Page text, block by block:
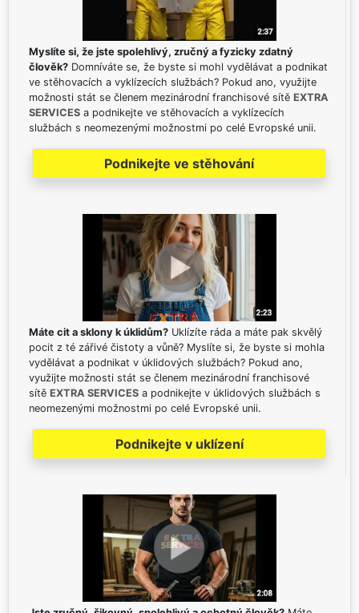
Myslíte si, že jste spolehlivý, zručný a fyzicky zdatný
člověk? Domníváte se, že byste si mohl vydělávat a podnikat
ve stěhovacích a vyklízecích službách? Pokud ano, využijte
možnosti stát se členem mezinárodní franchisové sítě EXTRA
SERVICES a podnikejte ve stěhovacích a vyklízecích
službách s neomezenými možnostmi po celé Evropské unii.
Podnikejte ve stěhování
Máte cit a sklony k úklidům? Uklízíte ráda a máte pak skvělý
pocit z té zářivé čistoty a vůně? Myslíte si, že byste si mohla
vydělávat a podnikat v úklidových službách? Pokud ano,
využijte možnosti stát se členem mezinárodní franchisové
sítě EXTRA SERVICES a podnikejte v úklidových službách s
neomezenými možnostmi po celé Evropské unii.
Podnikejte v uklízení